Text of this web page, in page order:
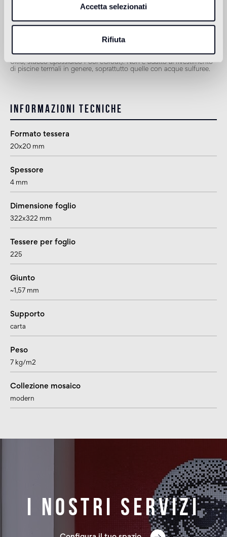
Accetta selezionati
Rifiuta
adatto
utilizzare Pool Installation System (colla cementizia Ad Hoc, lattice
Ultra, stucco epossidico Pool eGrout). Non è adatto al rivestimento
di piscine termali in genere, soprattutto quelle con acque sulfuree.
Informazioni tecniche
Formato tessera
20x20 mm
Spessore
4 mm
Dimensione foglio
322x322 mm
Tessere per foglio
225
Giunto
~1,57 mm
Supporto
carta
Peso
7 kg/m2
Collezione mosaico
modern
I nostri servizi